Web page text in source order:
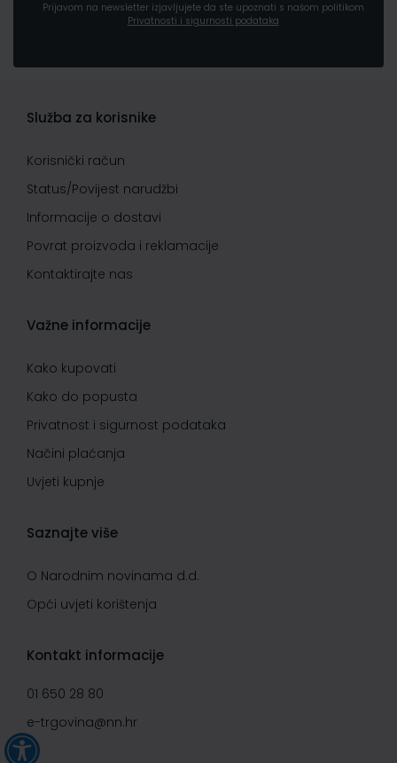
Prijavom na newsletter izjavljujete da ste upoznati s našom politikom
Privatnosti i sigurnosti podataka
Služba za korisnike
Korisnički račun
Status/Povijest narudžbi
Informacije o dostavi
Povrat proizvoda i reklamacije
Kontaktirajte nas
Važne informacije
Kako kupovati
Kako do popusta
Privatnost i sigurnost podataka
Načini plaćanja
Uvjeti kupnje
Saznajte više
O Narodnim novinama d.d.
Opći uvjeti korištenja
Kontakt informacije
01 650 28 80
e-trgovina@nn.hr